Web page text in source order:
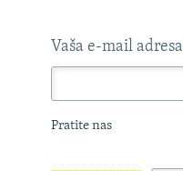
Vaša e-mail adresa
Pratite nas